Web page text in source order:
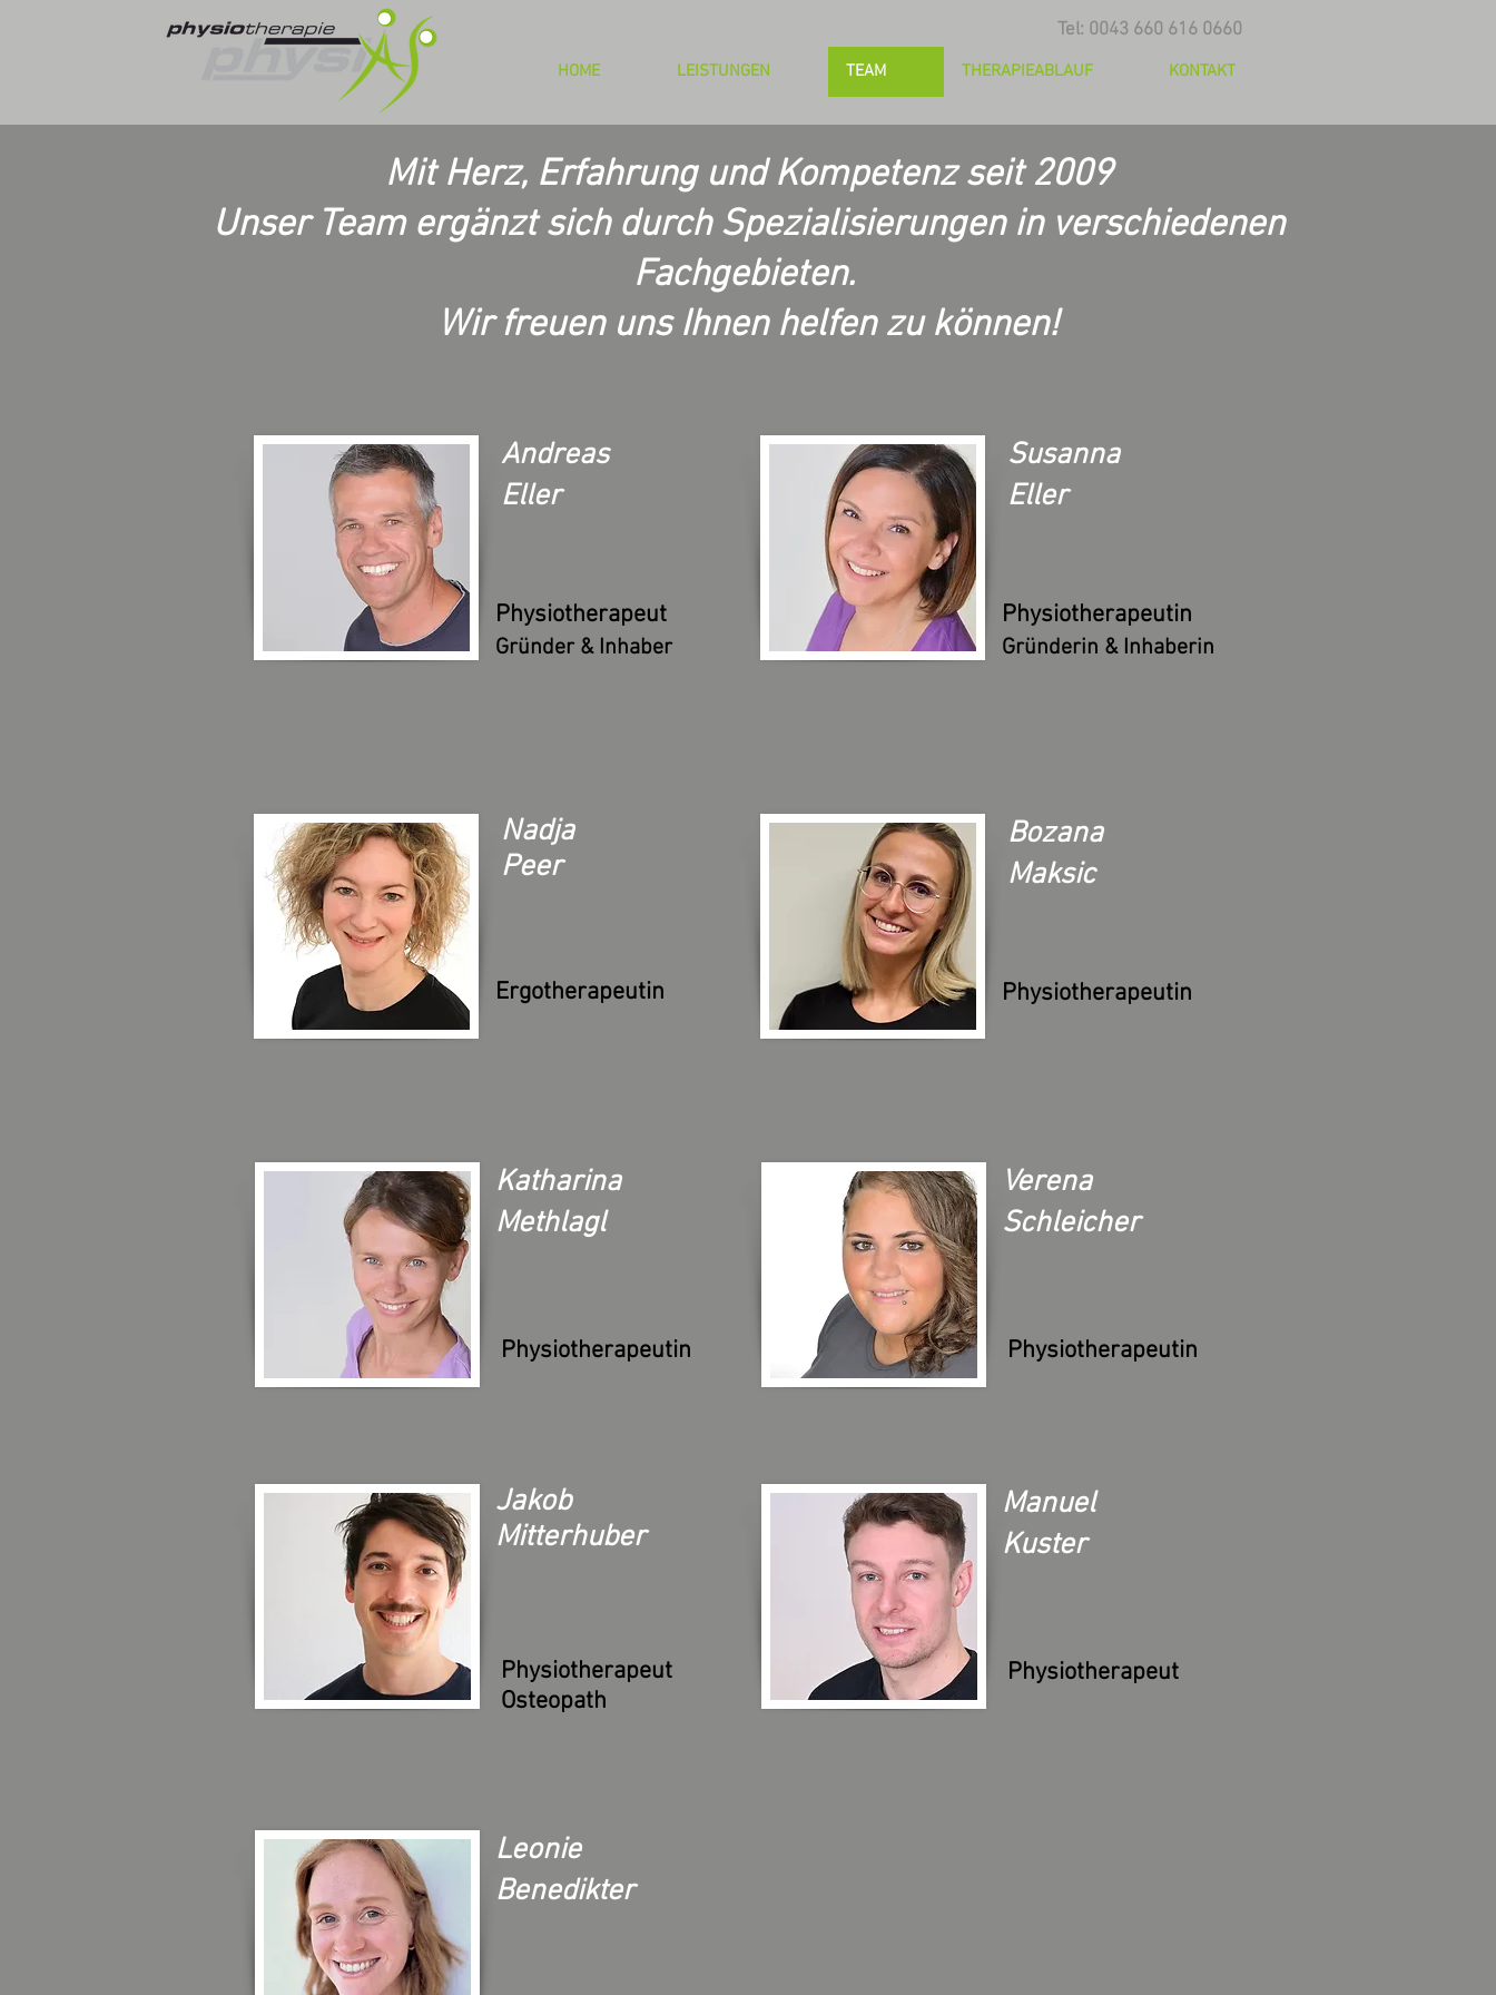
Tel: 0043 660 616 0660
HOME LEISTUNGEN TEAM THERAPIEABLAUF KONTAKT
Mit Herz, Erfahrung und Kompetenz seit 2009
Unser Team ergänzt sich durch Spezialisierungen in verschiedenen
Fachgebieten.
Wir freuen uns Ihnen helfen zu können!
Andreas
Eller
Physiotherapeut
Gründer & Inhaber
Nadja
Peer
Ergotherapeutin
Susanna
Eller
Physiotherapeutin
Gründerin & Inhaberin
Bozana
Maksic
Physiotherapeutin
Katharina
Methlagl
Physiotherapeutin
Jakob
Mitterhuber
Physiotherapeut
Osteopath
Leonie
Benedikter
Verena
Schleicher
Physiotherapeutin
Manuel
Kuster
Physiotherapeut